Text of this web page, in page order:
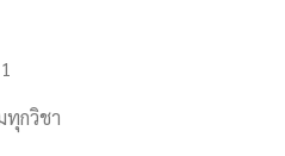
ทุกวิชา